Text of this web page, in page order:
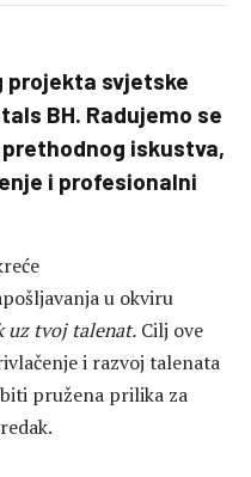
projekta svjetske
BH. Radujemo se
iskustva,
i profesionalni
u okviru
uz tvoj talenat. Cilj ove
i razvoj talenata
pružena prilika za